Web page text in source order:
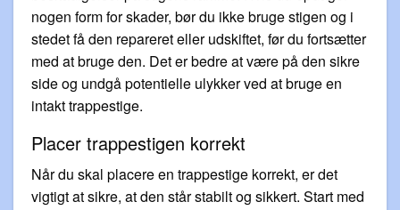
nogen form for skader, bør du ikke bruge stigen og i
stedet få den repareret eller udskiftet, før du fortsætter
med at bruge den. Det er bedre at være på den sikre
side og undgå potentielle ulykker ved at bruge en
intakt trappestige.
Placer trappestigen korrekt
Når du skal placere en trappestige korrekt, er det
vigtigt at sikre, at den står stabilt og sikkert. Start med